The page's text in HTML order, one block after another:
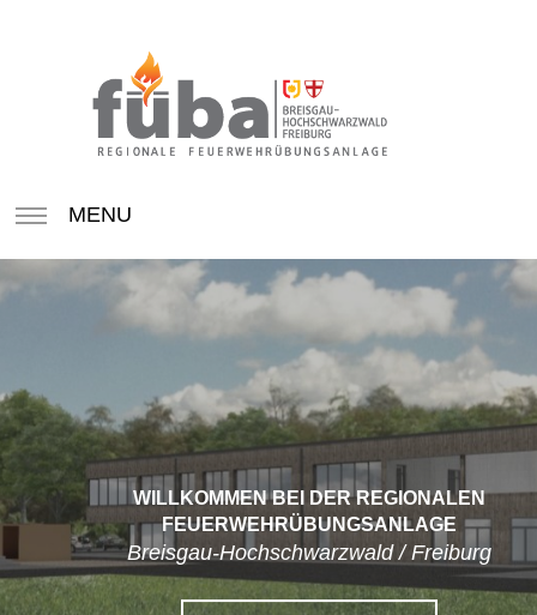
MENU
WILLKOMMEN BEI DER REGIONALEN
FEUERWEHRÜBUNGSANLAGE
Breisgau-Hochschwarzwald / Freiburg